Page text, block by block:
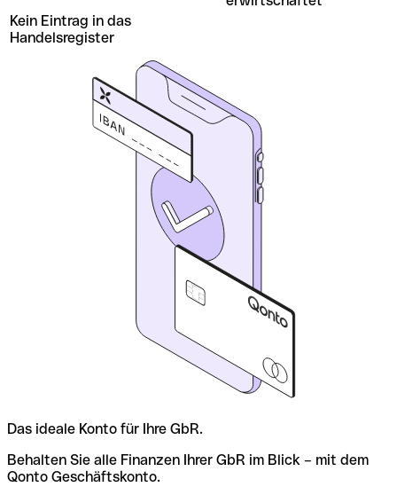
Kein Eintrag in das
Handelsregister
Das ideale Konto für Ihre GbR.
Behalten Sie alle Finanzen Ihrer GbR im Blick – mit dem
Qonto Geschäftskonto.